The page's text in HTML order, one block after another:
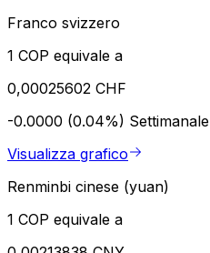
Franco svizzero
1 COP equivale a
0,00025602 CHF
-0.0000 (0.04%) Settimanale
Visualizza grafico
Renminbi cinese (yuan)
1 COP equivale a